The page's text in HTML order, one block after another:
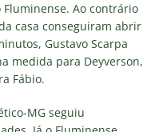
Ao contrário
casa conseguiram abrir
Gustavo Scarpa
medida para Deyverson,
Fábio.
MG seguiu